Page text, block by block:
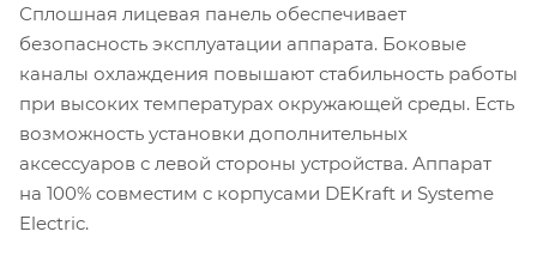
Сплошная лицевая панель обеспечивает
безопасность эксплуатации аппарата. Боковые
каналы охлаждения повышают стабильность работы
при высоких температурах окружающей среды. Есть
возможность установки дополнительных
аксессуаров с левой стороны устройства. Аппарат
на 100% совместим с корпусами DEKraft и Systeme
Electric.